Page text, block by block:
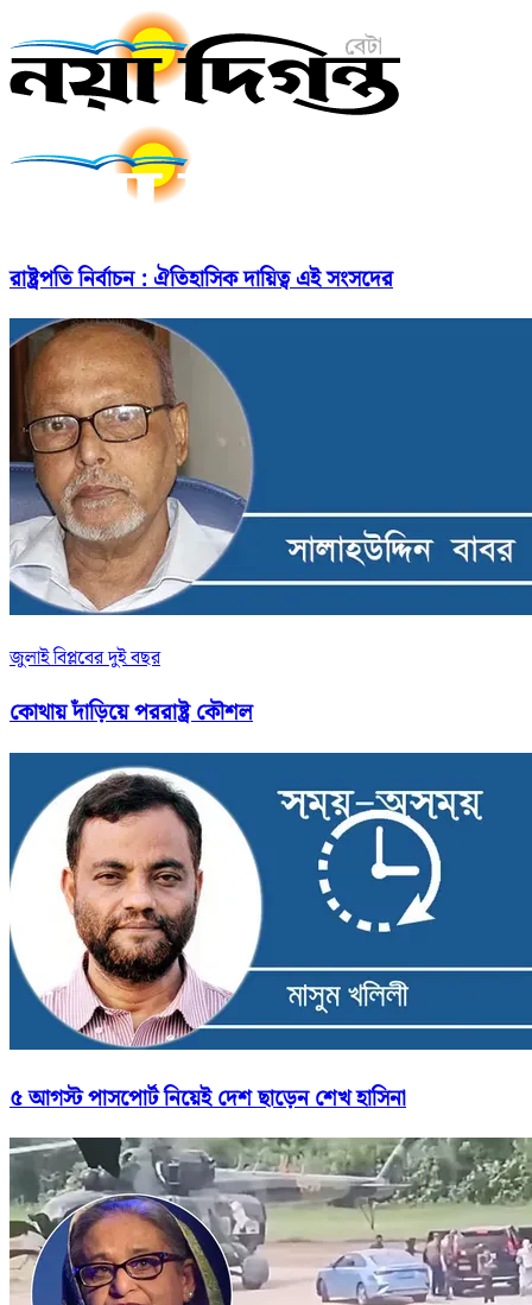
রাষ্ট্রপতি নির্বাচন : ঐতিহাসিক দায়িত্ব এই সংসদের
জুলাই বিপ্লবের দুই বছর
কোথায় দাঁড়িয়ে পররাষ্ট্র কৌশল
৫ আগস্ট পাসপোর্ট নিয়েই দেশ ছাড়েন শেখ হাসিনা